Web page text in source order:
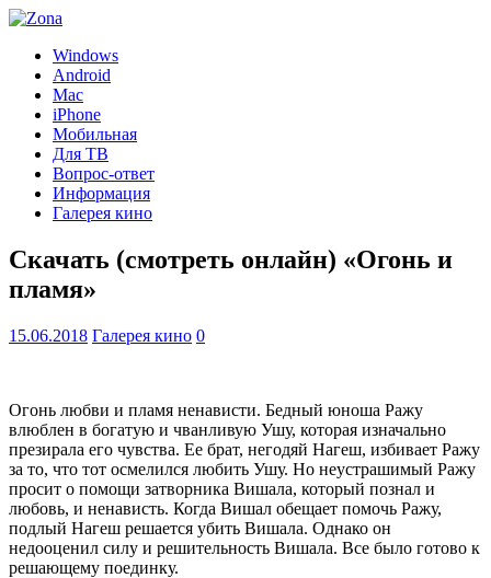
Windows
Android
Mac
iPhone
Мобильная
Для ТВ
Вопрос-ответ
Информация
Галерея кино
Скачать (смотреть онлайн) «Огонь и
пламя»
15.06.2018 Галерея кино 0
Огонь любви и пламя ненависти. Бедный юноша Ражу
влюблен в богатую и чванливую Ушу, которая изначально
презирала его чувства. Ее брат, негодяй Нагеш, избивает Ражу
за то, что тот осмелился любить Ушу. Но неустрашимый Ражу
просит о помощи затворника Вишала, который познал и
любовь, и ненависть. Когда Вишал обещает помочь Ражу,
подлый Нагеш решается убить Вишала. Однако он
недооценил силу и решительность Вишала. Все было готово к
решающему поединку.